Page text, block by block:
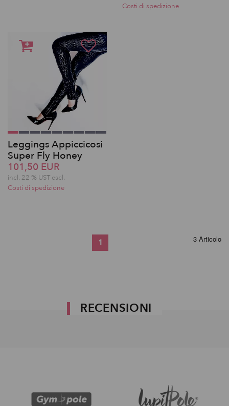
Costi di spedizione
Leggings Appiccicosi
Super Fly Honey
101,50 EUR
incl. 22 % UST escl.
Costi di spedizione
1 3 Articolo
RECENSIONI